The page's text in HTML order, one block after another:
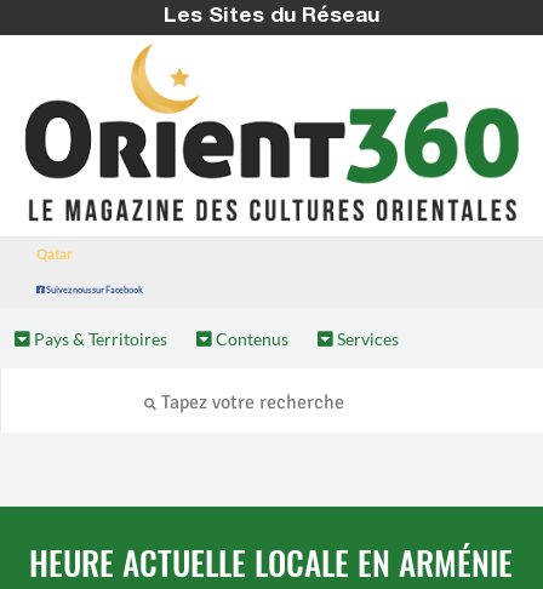
Les Sites du Réseau
Qatar
Suivez nous sur Facebook
Pays & Territoires Contenus Services
HEURE ACTUELLE LOCALE EN ARMÉNIE